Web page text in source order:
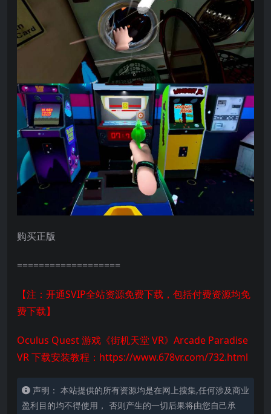
购买正版
===================
【注：开通SVIP全站资源免费下载，包括付费资源均免
费下载】
Oculus Quest 游戏《街机天堂 VR》Arcade Paradise
VR 下载安装教程： https://www.678vr.com/732.html
声明： 本站提供的所有资源均是在网上搜集,任何涉及商业
盈利目的均不得使用， 否则产生的一切后果将由您自己承